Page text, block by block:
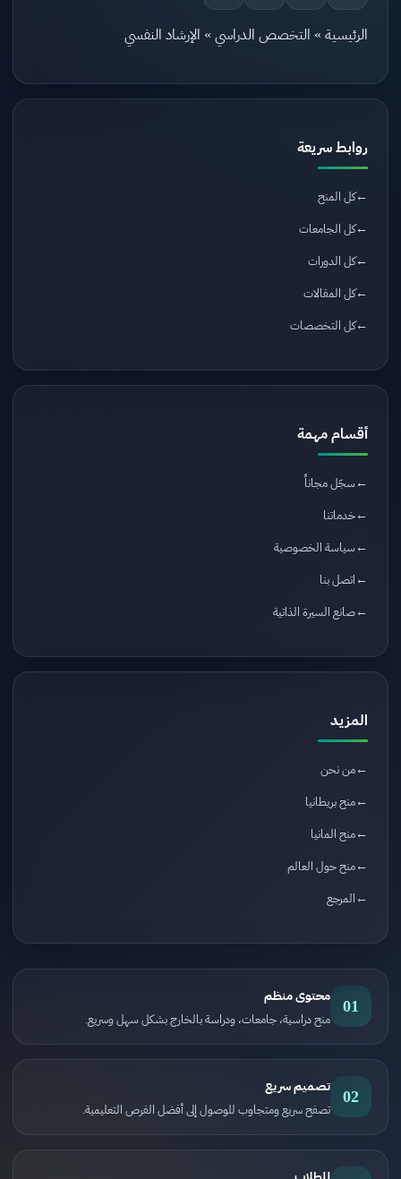
الرئيسية » التخصص الدراسي » الإرشاد النفسي
روابط سريعة
كل المنح
كل الجامعات
كل الدورات
كل المقالات
كل التخصصات
أقسام مهمة
سجّل مجاناً
خدماتنا
سياسة الخصوصية
اتصل بنا
صانع السيرة الذاتية
المزيد
من نحن
منح بريطانيا
منح المانيا
منح حول العالم
المرجع
01 محتوى منظم
منح دراسية، جامعات، ودراسة بالخارج بشكل سهل وسريع.
02 تصميم سريع
تصفح سريع ومتجاوب للوصول إلى أفضل الفرص التعليمية.